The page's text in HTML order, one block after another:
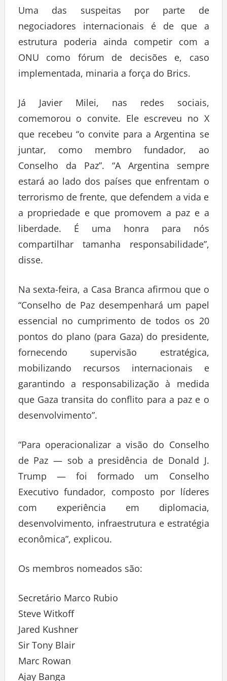
Uma das suspeitas por parte de
negociadores internacionais é de que a
estrutura poderia ainda competir com a
ONU como fórum de decisões e, caso
implementada, minaria a força do Brics.
Já Javier Milei, nas redes sociais,
comemorou o convite. Ele escreveu no X
que recebeu “o convite para a Argentina se
juntar, como membro fundador, ao
Conselho da Paz”. “A Argentina sempre
estará ao lado dos países que enfrentam o
terrorismo de frente, que defendem a vida e
a propriedade e que promovem a paz e a
liberdade. É uma honra para nós
compartilhar tamanha responsabilidade”,
disse.
Na sexta-feira, a Casa Branca afirmou que o
“Conselho de Paz desempenhará um papel
essencial no cumprimento de todos os 20
pontos do plano (para Gaza) do presidente,
fornecendo supervisão estratégica,
mobilizando recursos internacionais e
garantindo a responsabilização à medida
que Gaza transita do conflito para a paz e o
desenvolvimento”.
“Para operacionalizar a visão do Conselho
de Paz — sob a presidência de Donald J.
Trump — foi formado um Conselho
Executivo fundador, composto por líderes
com experiência em diplomacia,
desenvolvimento, infraestrutura e estratégia
econômica”, explicou.
Os membros nomeados são:
Secretário Marco Rubio
Steve Witkoff
Jared Kushner
Sir Tony Blair
Marc Rowan
Ajay Banga